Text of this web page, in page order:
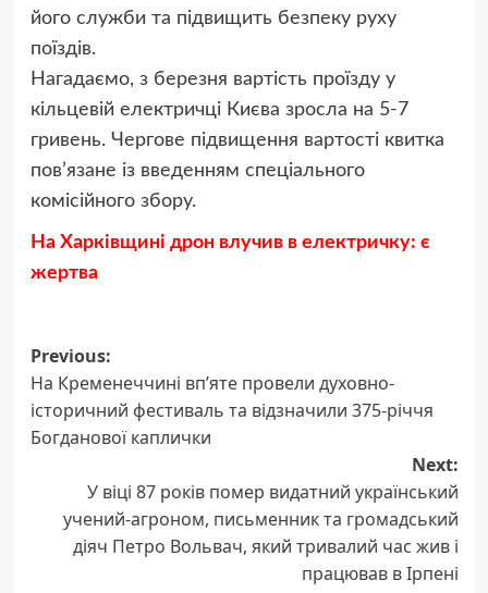
його служби та підвищить безпеку руху
поїздів.
Нагадаємо, з березня вартість проїзду у
кільцевій електричці Києва зросла на 5-7
гривень. Чергове підвищення вартості квитка
пов’язане із введенням спеціального
комісійного збору.
На Харківщині дрон влучив в електричку: є
жертва
Post
navigation
Previous:
На Кременеччині вп’яте провели духовно-
історичний фестиваль та відзначили 375-річчя
Богданової каплички
Next:
У віці 87 років помер видатний український
учений-агроном, письменник та громадський
діяч Петро Вольвач, який тривалий час жив і
працював в Ірпені